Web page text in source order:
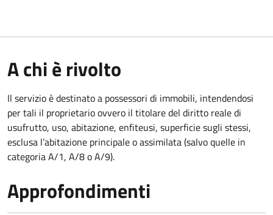
A chi è rivolto
Il servizio è destinato a possessori di immobili, intendendosi
per tali il proprietario ovvero il titolare del diritto reale di
usufrutto, uso, abitazione, enfiteusi, superficie sugli stessi,
esclusa l’abitazione principale o assimilata (salvo quelle in
categoria A/1, A/8 o A/9).
Approfondimenti